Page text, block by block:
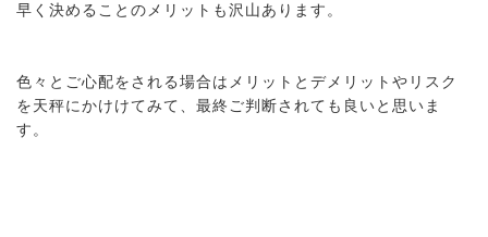
早く決めることのメリットも沢山あります。
色々とご心配をされる場合はメリットとデメリットやリスク
を天秤にかけけてみて、最終ご判断されても良いと思いま
す。